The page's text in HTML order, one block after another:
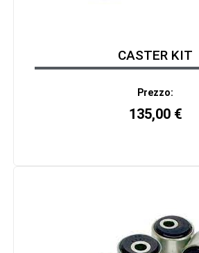
CASTER KIT
Prezzo:
135,00 €